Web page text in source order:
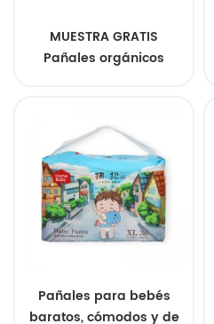
MUESTRA GRATIS
Pañales orgánicos
hipoalergénicos
probióticos súper
absorbentes
Pañales para bebés
baratos, cómodos y de